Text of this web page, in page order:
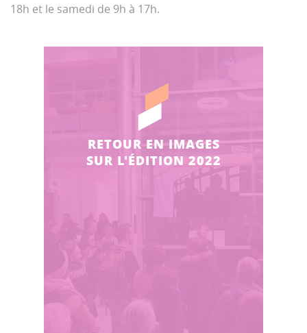
18h et le samedi de 9h à 17h.
RETOUR EN IMAGES
SUR L'ÉDITION 2022